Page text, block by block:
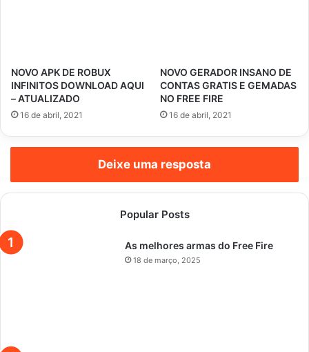
NOVO APK DE ROBUX
INFINITOS DOWNLOAD AQUI
– ATUALIZADO
16 de abril, 2021
NOVO GERADOR INSANO DE
CONTAS GRATIS E GEMADAS
NO FREE FIRE
16 de abril, 2021
Deixe uma resposta
Popular Posts
As melhores armas do Free Fire
18 de março, 2025